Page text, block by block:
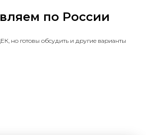
по России
но готовы обсудить и другие варианты